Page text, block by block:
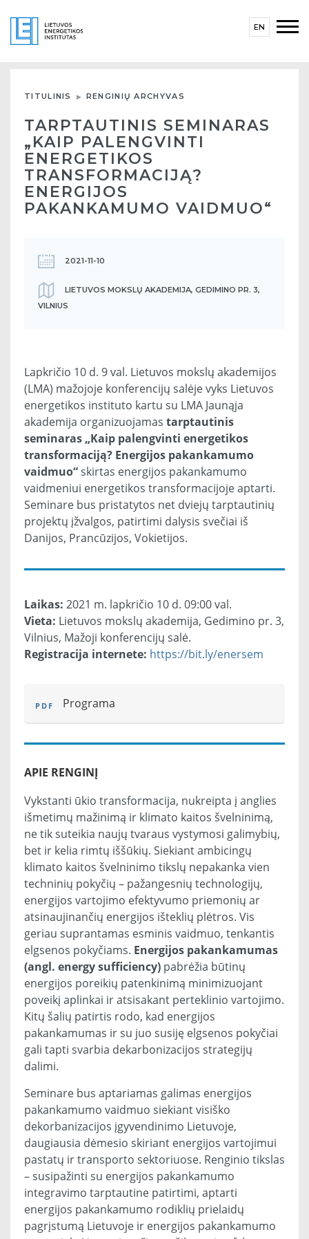
EN
TITULINIS RENGINIŲ ARCHYVAS
TARPTAUTINIS SEMINARAS
„KAIP PALENGVINTI
ENERGETIKOS
TRANSFORMACIJĄ?
ENERGIJOS
PAKANKAMUMO VAIDMUO“
2021-11-10
LIETUVOS MOKSLŲ AKADEMIJA, GEDIMINO PR. 3,
VILNIUS
Lapkričio 10 d. 9 val. Lietuvos mokslų akademijos
(LMA) mažojoje konferencijų salėje vyks Lietuvos
energetikos instituto kartu su LMA Jaunąja
akademija organizuojamas tarptautinis
seminaras „Kaip palengvinti energetikos
transformaciją? Energijos pakankamumo
vaidmuo“skirtas energijos pakankamumo
vaidmeniui energetikos transformacijoje aptarti.
Seminare bus pristatytos net dviejų tarptautinių
projektų įžvalgos, patirtimi dalysis svečiai iš
Danijos, Prancūzijos, Vokietijos.
Laikas: 2021 m. lapkričio 10 d. 09:00 val.
Vieta: Lietuvos mokslų akademija, Gedimino pr. 3,
Vilnius, Mažoji konferencijų salė.
Registracija internete: https://bit.ly/enersem
Programa
APIE RENGINĮ
Vykstanti ūkio transformacija, nukreipta į anglies
išmetimų mažinimą ir klimato kaitos švelninimą,
ne tik suteikia naujų tvaraus vystymosi galimybių,
bet ir kelia rimtų iššūkių. Siekiant ambicingų
klimato kaitos švelninimo tikslų nepakanka vien
techninių pokyčių – pažangesnių technologijų,
energijos vartojimo efektyvumo priemonių ar
atsinaujinančių energijos išteklių plėtros. Vis
geriau suprantamas esminis vaidmuo, tenkantis
elgsenos pokyčiams. Energijos pakankamumas
(angl. energy sufficiency) pabrėžia būtinų
energijos poreikių patenkinimą minimizuojant
poveikį aplinkai ir atsisakant perteklinio vartojimo.
Kitų šalių patirtis rodo, kad energijos
pakankamumas ir su juo susiję elgsenos pokyčiai
gali tapti svarbia dekarbonizacijos strategijų
dalimi.
Seminare bus aptariamas galimas energijos
pakankamumo vaidmuo siekiant visiško
dekorbanizacijos įgyvendinimo Lietuvoje,
daugiausia dėmesio skiriant energijos vartojimui
pastatų ir transporto sektoriuose. Renginio tikslas
– susipažinti su energijos pakankamumo
integravimo tarptautine patirtimi, aptarti
energijos pakankamumo rodiklių prielaidų
pagrįstumą Lietuvoje ir energijos pakankamumo